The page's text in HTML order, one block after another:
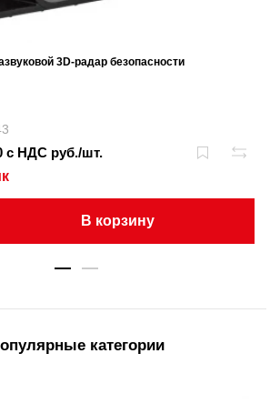
3D-радар безопасности
с НДС руб./шт.
В корзину
категории